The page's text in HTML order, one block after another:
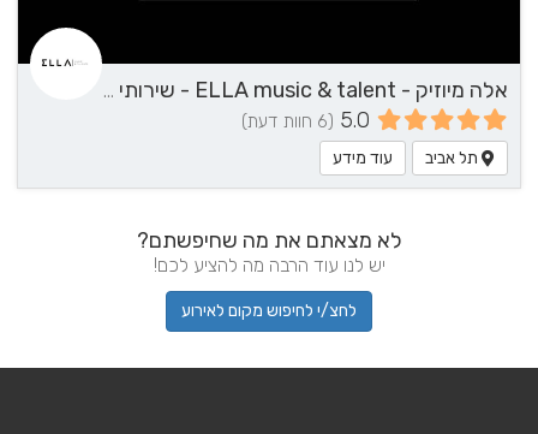
אלה מיוזיק - ELLA music & talent - שירותי מוזיקה
5.0 (6 חוות דעת)
תל אביב עוד מידע
לא מצאתם את מה שחיפשתם?
יש לנו עוד הרבה מה להציע לכם!
לחצ/י לחיפוש מקום לאירוע